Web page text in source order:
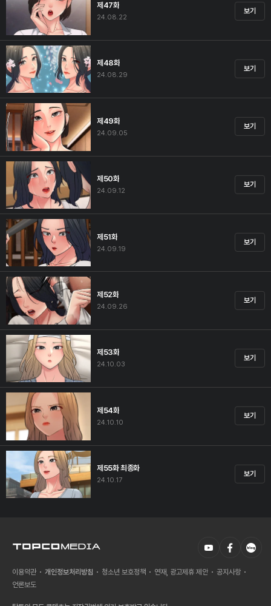
제47화
24.08.22
보기
제48화
24.08.29
보기
제49화
24.09.05
보기
제50화
24.09.12
보기
제51화
24.09.19
보기
제52화
24.09.26
보기
제53화
24.10.03
보기
제54화
24.10.10
보기
제55화 최종화
24.10.17
보기
이용약관 개인정보처리방침 청소년 보호정책 연재, 광고제휴 제안
공지사항
언론보도